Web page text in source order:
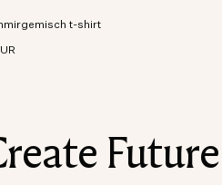
t-shirt
T-Shirt aus Bio-Baumwoll-Kaschmir-